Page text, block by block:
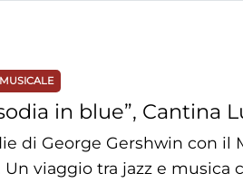
in blue”, Cantina
di George Gershwin con il
viaggio tra jazz e musica